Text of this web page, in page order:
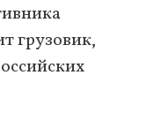
грузовик,